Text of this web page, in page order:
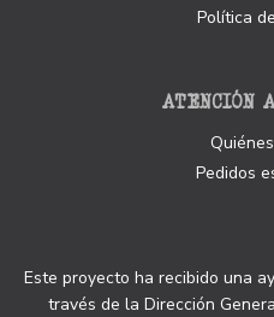
Política
ATENCIÓN
Pedidos
Este proyecto ha recibido una
través de la Dirección